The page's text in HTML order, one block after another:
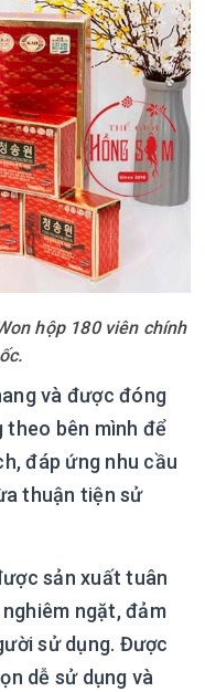
hộp 180 viên chính
và được đóng
bên mình để
đáp ứng nhu cầu
thuận tiện sử
sản xuất tuân
ngặt, đảm
sử dụng. Được
dễ sử dụng và